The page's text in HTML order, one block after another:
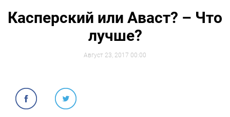
Касперский или Аваст? – Что
лучше?
Август 23, 2017 00:00